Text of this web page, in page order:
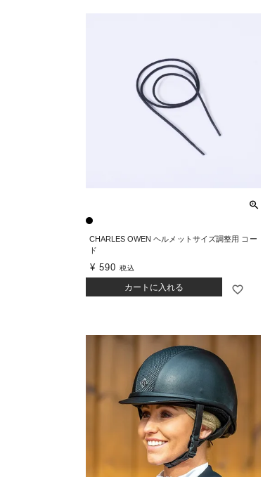
CHARLES OWEN ヘルメットサイズ調整用 コー
ド
¥ 590 税込
カートに入れる